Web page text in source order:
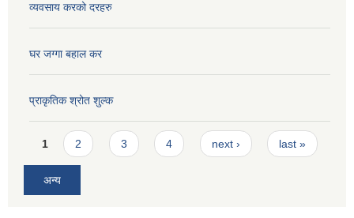
व्यवसाय करको दरहरु
घर जग्गा बहाल कर
प्राकृतिक श्रोत शुल्क
Pages
1 2 3 4 next › last »
अन्य